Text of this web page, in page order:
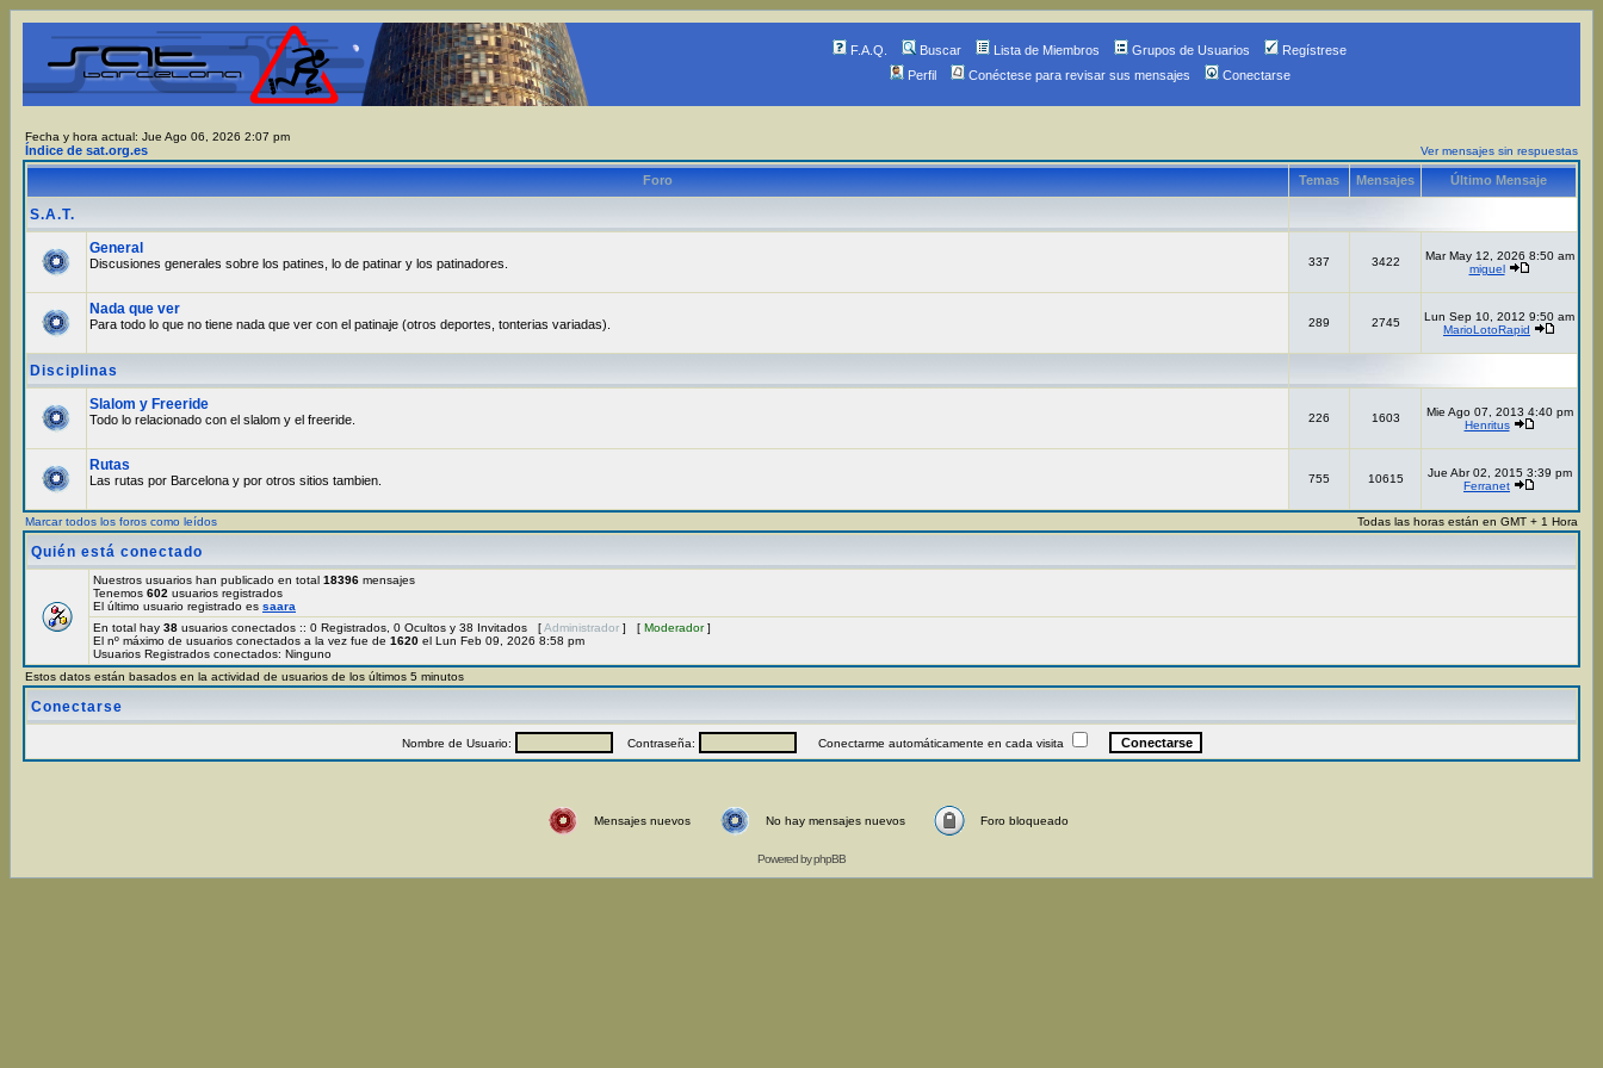
F.A.Q. Buscar Lista de Miembros Grupos de Usuarios
Regístrese
Perfil
Conéctese para revisar sus mensajes Conectarse
Fecha y hora actual: Jue Ago 06, 2026 2:07 pm
Índice de sat.org.es Ver mensajes sin respuestas
Foro Temas Mensajes Último Mensaje
S.A.T.
General
Discusiones generales sobre los patines, lo de patinar y los patinadores. 337 3422
Mar May 12, 2026 8:50 am
miguel
Nada que ver
Para todo lo que no tiene nada que ver con el patinaje (otros deportes, tonterias variadas). 289 2745
Lun Sep 10, 2012 9:50 am
MarioLotoRapid
Disciplinas
Slalom y Freeride
Todo lo relacionado con el slalom y el freeride. 226 1603
Mie Ago 07, 2013 4:40 pm
Henritus
Rutas
Las rutas por Barcelona y por otros sitios tambien. 755 10615
Jue Abr 02, 2015 3:39 pm
Ferranet
Marcar todos los foros como leídos Todas las horas están en GMT + 1 Hora
Quién está conectado
Nuestros usuarios han publicado en total 18396 mensajes
Tenemos 602 usuarios registrados
El último usuario registrado es saara
En total hay 38 usuarios conectados :: 0 Registrados, 0 Ocultos y 38 Invitados [Administrador ] [ Moderador]
El nº máximo de usuarios conectados a la vez fue de 1620 el Lun Feb 09, 2026 8:58 pm
Usuarios Registrados conectados: Ninguno
Estos datos están basados en la actividad de usuarios de los últimos 5 minutos
Conectarse
Nombre de Usuario: Contraseña: Conectarme automáticamente en cada visita
Mensajes nuevos No hay mensajes nuevos Foro bloqueado
Powered byphpBB